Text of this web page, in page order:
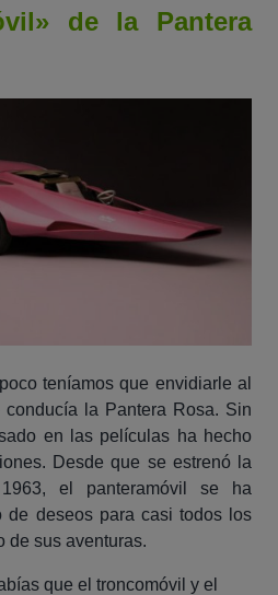
de la Pantera
teníamos que envidiarle al
la Pantera Rosa. Sin
en las películas ha hecho
Desde que se estrenó la
el panteramóvil se ha
de deseos para casi todos los
de sus aventuras.
que el troncomóvil y el